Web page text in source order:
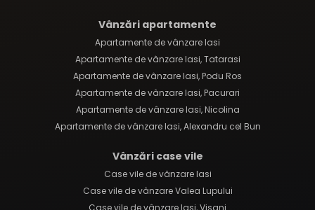
Vânzări apartamente
Apartamente de vânzare Iasi
Apartamente de vânzare Iasi, Tatarasi
Apartamente de vânzare Iasi, Podu Ros
Apartamente de vânzare Iasi, Pacurari
Apartamente de vânzare Iasi, Nicolina
Apartamente de vânzare Iasi, Alexandru cel Bun
Vânzări case vile
Case vile de vânzare Iasi
Case vile de vânzare Valea Lupului
Case vile de vânzare Iasi, Visani